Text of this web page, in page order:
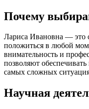
Почему
Лариса Ивановна — это
положиться в любой
внимательность и
позволяют
самых сложных
Научная